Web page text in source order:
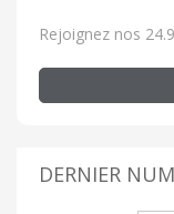
Rejoignez nos
DERNIER